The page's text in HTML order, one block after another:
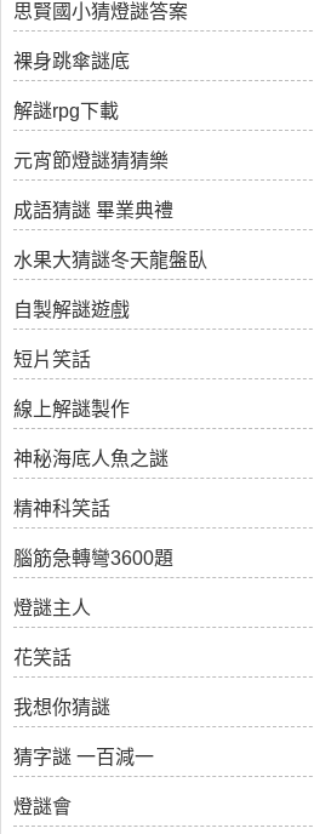
思賢國小猜燈謎答案
裸身跳傘謎底
解謎rpg下載
元宵節燈謎猜猜樂
成語猜謎 畢業典禮
水果大猜謎冬天龍盤臥
自製解謎遊戲
短片笑話
線上解謎製作
神秘海底人魚之謎
精神科笑話
腦筋急轉彎3600題
燈謎主人
花笑話
我想你猜謎
猜字謎 一百減一
燈謎會